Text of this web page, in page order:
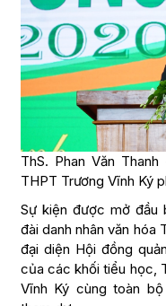
ThS. Phan Văn
THPT Trương Vĩnh Ký
Sự kiện được mở đầu
đài danh nhân văn hóa
đại diện Hội đồng
của các khối tiểu học,
Vĩnh Ký cùng toàn